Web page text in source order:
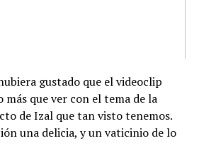
gustado que el videoclip
que ver con el tema de la
de Izal que tan visto tenemos.
una delicia, y un vaticinio de lo